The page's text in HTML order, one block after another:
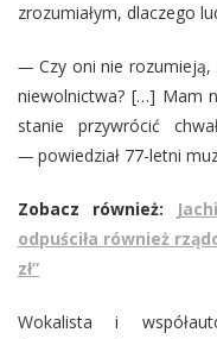
zrozumiałym, dlaczego
— Czy oni nie
niewolnictwa? […] Mam
stanie przywrócić
— powiedział 77-letni
Zobacz również:
odpuściła również
zł”
Wokalista i